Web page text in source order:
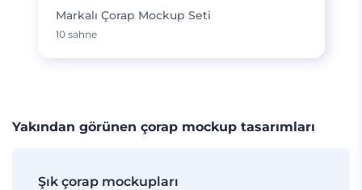
Markalı Çorap Mockup Seti
10 sahne
Yakından görünen çorap mockup tasarımları
Şık çorap mockupları